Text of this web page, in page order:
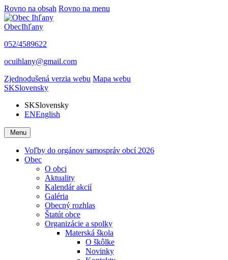
Rovno na obsah Rovno na menu
ObecIhľany
052/4589622
ocuihlany@gmail.com
Zjednodušená verzia webu Mapa webu
SKSlovensky
SKSlovensky
ENEnglish
Menu
Voľby do orgánov samospráv obcí 2026
Obec
O obci
Aktuality
Kalendár akcií
Galéria
Obecný rozhlas
Štatút obce
Organizácie a spolky
Materská škola
O škôlke
Novinky